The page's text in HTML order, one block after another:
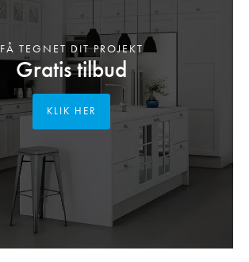
Gratis tilbud
FÅ TEGNET DIT PROJEKT
KLIK HER